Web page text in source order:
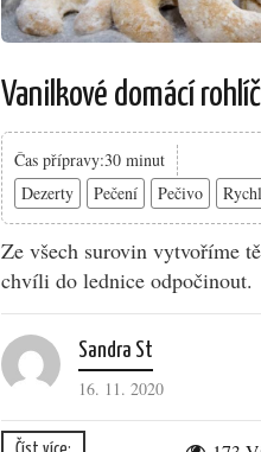
Vanilkové domácí
Čas přípravy:30 minut
Dezerty
Pečení Pečivo
Ze všech surovin vytvoříme
chvíli do lednice odpočinout.
Sandra St
16. 11. 2020